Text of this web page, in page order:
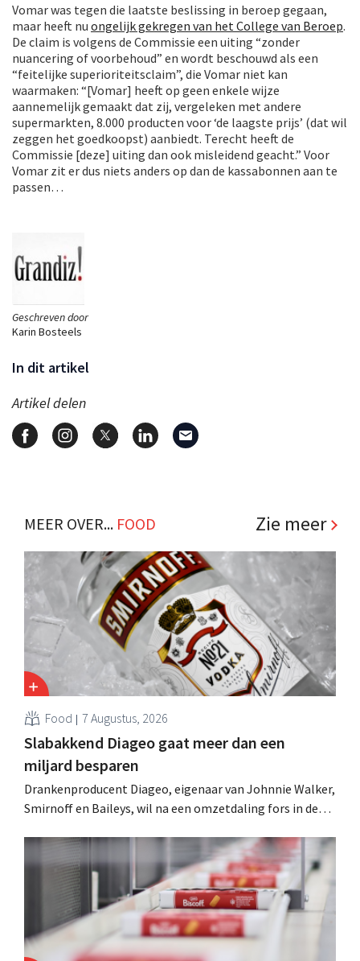
Geschreven door
Karin Bosteels
In dit artikel
Artikel delen
Vomar was tegen die laatste beslissing in beroep gegaan,
maar heeft nu ongelijk gekregen van het College van Beroep.
De claim is volgens de Commissie een uiting “zonder
nuancering of voorbehoud” en wordt beschouwd als een
“feitelijke superioriteitsclaim”, die Vomar niet kan
waarmaken: “[Vomar] heeft op geen enkele wijze
aannemelijk gemaakt dat zij, vergeleken met andere
supermarkten, 8.000 producten voor ‘de laagste prijs’ (dat wil
zeggen het goedkoopst) aanbiedt. Terecht heeft de
Commissie [deze] uiting dan ook misleidend geacht.” Voor
Vomar zit er dus niets anders op dan de kassabonnen aan te
passen…
MEER OVER... FOOD Zie meer
Food 7 Augustus, 2026
Slabakkend Diageo gaat meer dan een
miljard besparen
Drankenproducent Diageo, eigenaar van Johnnie Walker,
Smirnoff en Baileys, wil na een omzetdaling fors in de
andere Guiness en voorgemixte cocktails.